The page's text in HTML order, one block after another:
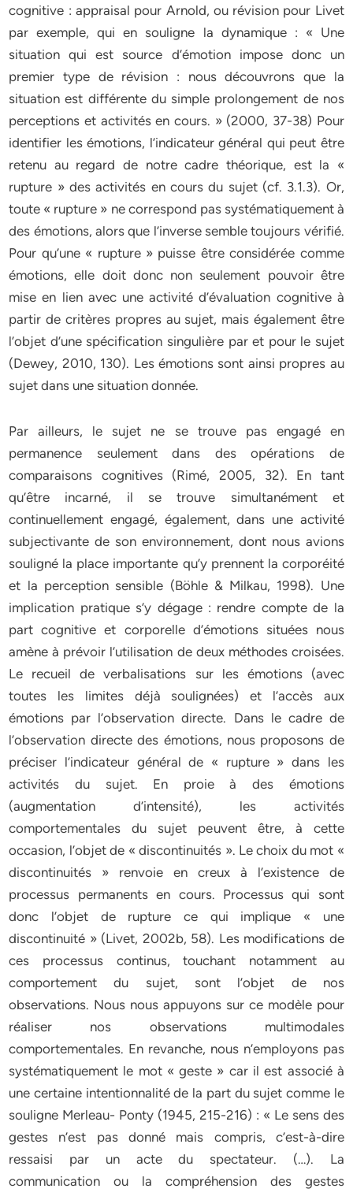
cognitive : appraisal pour Arnold, ou révision pour Livet
par exemple, qui en souligne la dynamique : « Une
situation qui est source d’émotion impose donc un
premier type de révision : nous découvrons que la
situation est différente du simple prolongement de nos
perceptions et activités en cours. » (2000, 37-38) Pour
identifier les émotions, l’indicateur général qui peut être
retenu au regard de notre cadre théorique, est la «
rupture » des activités en cours du sujet (cf. 3.1.3). Or,
toute « rupture » ne correspond pas systématiquement à
des émotions, alors que l’inverse semble toujours vérifié.
Pour qu’une « rupture » puisse être considérée comme
émotions, elle doit donc non seulement pouvoir être
mise en lien avec une activité d’évaluation cognitive à
partir de critères propres au sujet, mais également être
l’objet d’une spécification singulière par et pour le sujet
(Dewey, 2010, 130). Les émotions sont ainsi propres au
sujet dans une situation donnée.
Par ailleurs, le sujet ne se trouve pas engagé en
permanence seulement dans des opérations de
comparaisons cognitives (Rimé, 2005, 32). En tant
qu’être incarné, il se trouve simultanément et
continuellement engagé, également, dans une activité
subjectivante de son environnement, dont nous avions
souligné la place importante qu’y prennent la corporéité
et la perception sensible (Böhle & Milkau, 1998). Une
implication pratique s’y dégage : rendre compte de la
part cognitive et corporelle d’émotions situées nous
amène à prévoir l’utilisation de deux méthodes croisées.
Le recueil de verbalisations sur les émotions (avec
toutes les limites déjà soulignées) et l’accès aux
émotions par l’observation directe. Dans le cadre de
l’observation directe des émotions, nous proposons de
préciser l’indicateur général de « rupture » dans les
activités du sujet. En proie à des émotions
(augmentation d’intensité), les activités
comportementales du sujet peuvent être, à cette
occasion, l’objet de « discontinuités ». Le choix du mot «
discontinuités » renvoie en creux à l’existence de
processus permanents en cours. Processus qui sont
donc l’objet de rupture ce qui implique « une
discontinuité » (Livet, 2002b, 58). Les modifications de
ces processus continus, touchant notamment au
comportement du sujet, sont l’objet de nos
observations. Nous nous appuyons sur ce modèle pour
réaliser nos observations multimodales
comportementales. En revanche, nous n’employons pas
systématiquement le mot « geste » car il est associé à
une certaine intentionnalité de la part du sujet comme le
souligne Merleau- Ponty (1945, 215-216) : « Le sens des
gestes n’est pas donné mais compris, c’est-à-dire
ressaisi par un acte du spectateur. (…). La
communication ou la compréhension des gestes